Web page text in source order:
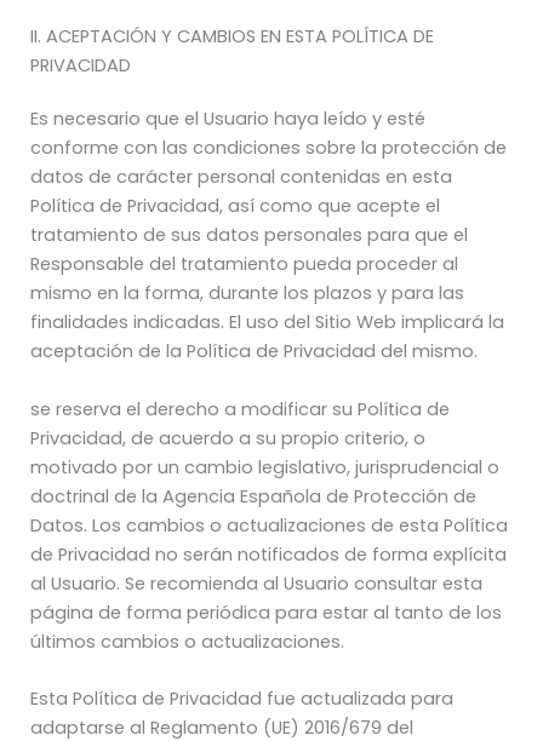
II. ACEPTACIÓN Y CAMBIOS EN ESTA POLÍTICA DE
PRIVACIDAD
Es necesario que el Usuario haya leído y esté
conforme con las condiciones sobre la protección de
datos de carácter personal contenidas en esta
Política de Privacidad, así como que acepte el
tratamiento de sus datos personales para que el
Responsable del tratamiento pueda proceder al
mismo en la forma, durante los plazos y para las
finalidades indicadas. El uso del Sitio Web implicará la
aceptación de la Política de Privacidad del mismo.
se reserva el derecho a modificar su Política de
Privacidad, de acuerdo a su propio criterio, o
motivado por un cambio legislativo, jurisprudencial o
doctrinal de la Agencia Española de Protección de
Datos. Los cambios o actualizaciones de esta Política
de Privacidad no serán notificados de forma explícita
al Usuario. Se recomienda al Usuario consultar esta
página de forma periódica para estar al tanto de los
últimos cambios o actualizaciones.
Esta Política de Privacidad fue actualizada para
adaptarse al Reglamento (UE) 2016/679 del